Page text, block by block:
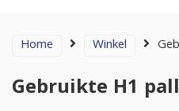
Home Winkel
Gebruikte H1